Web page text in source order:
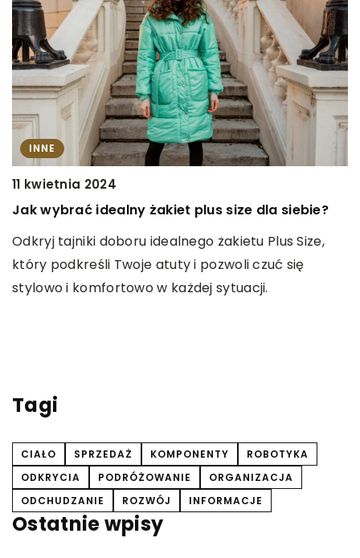
INNE
11 kwietnia 2024
Jak wybrać idealny żakiet plus size dla siebie?
Odkryj tajniki doboru idealnego żakietu Plus Size,
który podkreśli Twoje atuty i pozwoli czuć się
stylowo i komfortowo w każdej sytuacji.
Tagi
CIAŁO SPRZEDAŻ KOMPONENTY
ROBOTYKA
ODKRYCIA
PODRÓŻOWANIE
ORGANIZACJA
ODCHUDZANIE
ROZWÓJ INFORMACJE
Ostatnie wpisy